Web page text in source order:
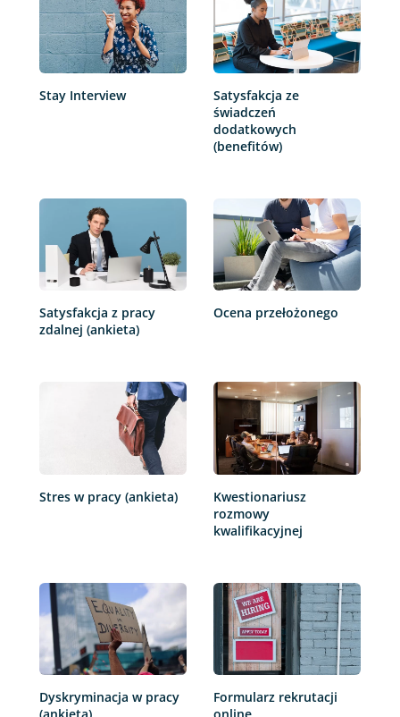
Stay Interview
Satysfakcja ze
świadczeń
dodatkowych
(benefitów)
Satysfakcja z pracy
zdalnej (ankieta)
Ocena przełożonego
Stres w pracy (ankieta)
Kwestionariusz
rozmowy
kwalifikacyjnej
Dyskryminacja w pracy
Formularz rekrutacji